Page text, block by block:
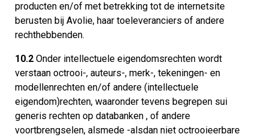
producten en/of met betrekking tot de internetsite
berusten bij Avolie, haar toeleveranciers of andere
rechthebbenden.
10.2 Onder intellectuele eigendomsrechten wordt
verstaan octrooi-, auteurs-, merk-, tekeningen- en
modellenrechten en/of andere (intellectuele
eigendom)rechten, waaronder tevens begrepen sui
generis rechten op databanken , of andere
voortbrengselen, alsmede -alsdan niet octrooieerbare